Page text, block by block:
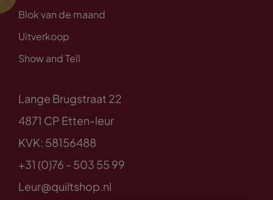
Blok van de maand
Uitverkoop
Show and Tell
Lange Brugstraat 22
4871 CP Etten-leur
KVK: 58156488
+31 (0)76 - 503 55 99
Leur@quiltshop.nl